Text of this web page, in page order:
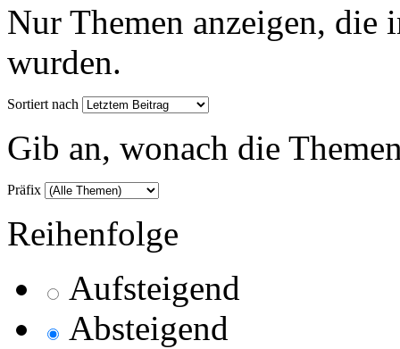
Nur Themen anzeigen, die
wurden.
Sortiert nach
Gib an, wonach die
Präfix
Reihenfolge
Aufsteigend
Absteigend